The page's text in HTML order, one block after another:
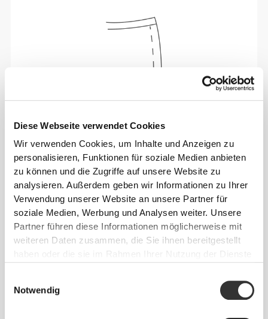
Diese Webseite verwendet Cookies
Wir verwenden Cookies, um Inhalte und Anzeigen zu
personalisieren, Funktionen für soziale Medien anbieten
zu können und die Zugriffe auf unsere Website zu
analysieren. Außerdem geben wir Informationen zu Ihrer
Verwendung unserer Website an unsere Partner für
soziale Medien, Werbung und Analysen weiter. Unsere
Partner führen diese Informationen möglicherweise mit
weiteren Daten zusammen, die Sie ihnen bereitgestellt
haben oder die sie im Rahmen Ihrer Nutzung der Dienste
Notwendig
Absolute Bewegungsfreiheit. Deine bequeme,
entspannte Passform für einen lässigen Look.
EMPFOHLENE GRÖSSE BASIEREND AUF D
EINEN KÖRPERMASSEN
SAUM
Vom Schritt
bis zum